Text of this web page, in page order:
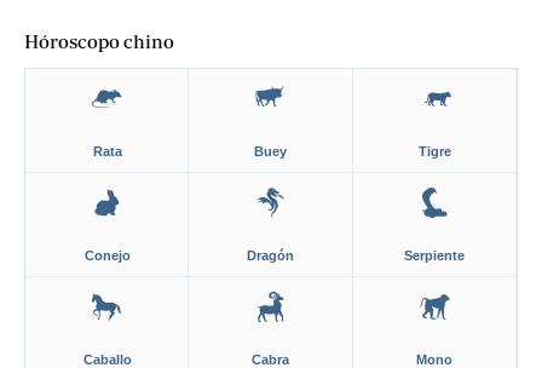
Hóroscopo chino
Rata Buey Tigre
Conejo Dragón Serpiente
Caballo Cabra Mono